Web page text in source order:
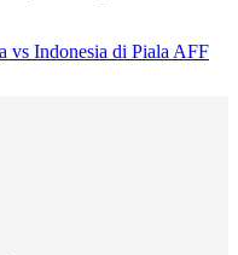
vs Indonesia di Piala AFF